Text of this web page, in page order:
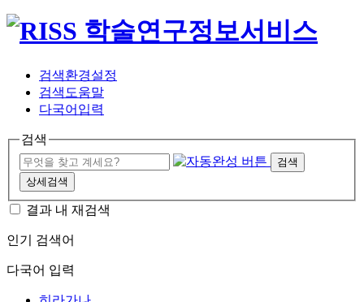
검색환경설정
검색도움말
다국어입력
검색
검색
상세검색
결과 내 재검색
인기 검색어
다국어 입력